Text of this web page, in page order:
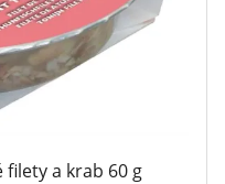
filety a krab 60 g